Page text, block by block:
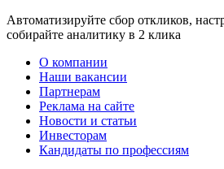
Автоматизируйте сбор откликов,
собирайте аналитику в 2 клика
О компании
Наши вакансии
Партнерам
Реклама на сайте
Новости и статьи
Инвесторам
Кандидаты по профессиям